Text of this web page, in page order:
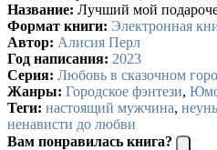
Название: Лучший мой
Формат книги: Электронная
Автор: Алисия Перл
Год написания: 2023
Серия: Любовь в сказочном
Жанры: Городское фэнтези,
Теги: настоящий мужчина,
ненависти до любви
Вам понравилась книга?